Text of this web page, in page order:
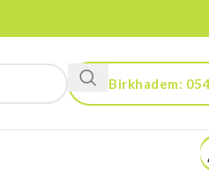
Birkhadem:
Kouba: 0560